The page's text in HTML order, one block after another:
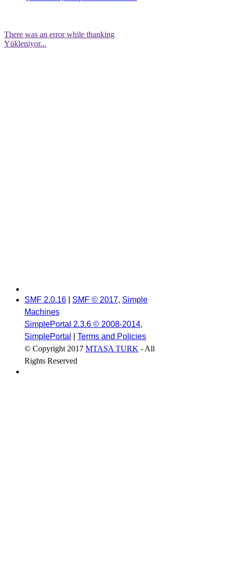
There was an error while thanking
Yükleniyor...
SMF 2.0.16 SMF © 2017, Simple
Machines
SimplePortal 2.3.6 © 2008-2014,
SimplePortal
Terms and Policies
© Copyright 2017 MTASA TURK - All
Rights Reserved